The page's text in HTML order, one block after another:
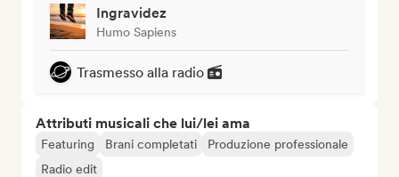
Ingravidez
Humo Sapiens
Trasmesso alla radio
Attributi musicali che lui/lei ama
Featuring Brani completati
Produzione professionale
Radio edit